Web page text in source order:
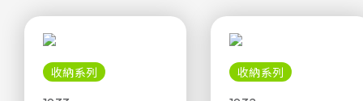
收納系列 收納系列